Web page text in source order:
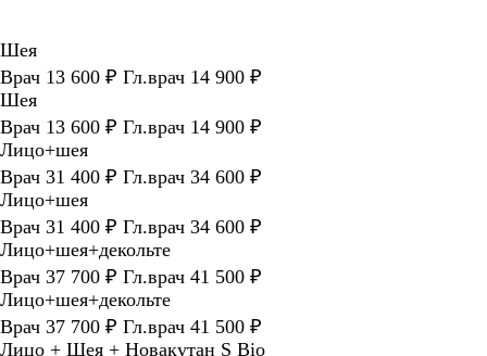
Шея
Врач 13 600 ₽ Гл.врач 14 900 ₽
Шея
Врач 13 600 ₽ Гл.врач 14 900 ₽
Лицо+шея
Врач 31 400 ₽ Гл.врач 34 600 ₽
Лицо+шея
Врач 31 400 ₽ Гл.врач 34 600 ₽
Лицо+шея+декольте
Врач 37 700 ₽ Гл.врач 41 500 ₽
Лицо+шея+декольте
Врач 37 700 ₽ Гл.врач 41 500 ₽
Лицо + Шея + Новакутан S Bio